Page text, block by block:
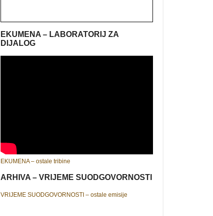
EKUMENA – LABORATORIJ ZA
DIJALOG
EKUMENA – ostale tribine
ARHIVA – VRIJEME SUODGOVORNOSTI
VRIJEME SUODGOVORNOSTI – ostale emisije